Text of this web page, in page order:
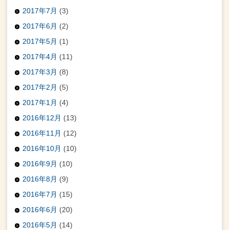
2017年7月 (3)
2017年6月 (2)
2017年5月 (1)
2017年4月 (11)
2017年3月 (8)
2017年2月 (5)
2017年1月 (4)
2016年12月 (13)
2016年11月 (12)
2016年10月 (10)
2016年9月 (10)
2016年8月 (9)
2016年7月 (15)
2016年6月 (20)
2016年5月 (14)